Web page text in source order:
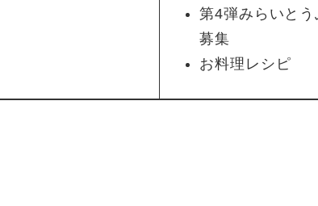
第4弾みらいと
募集
お料理レシピ